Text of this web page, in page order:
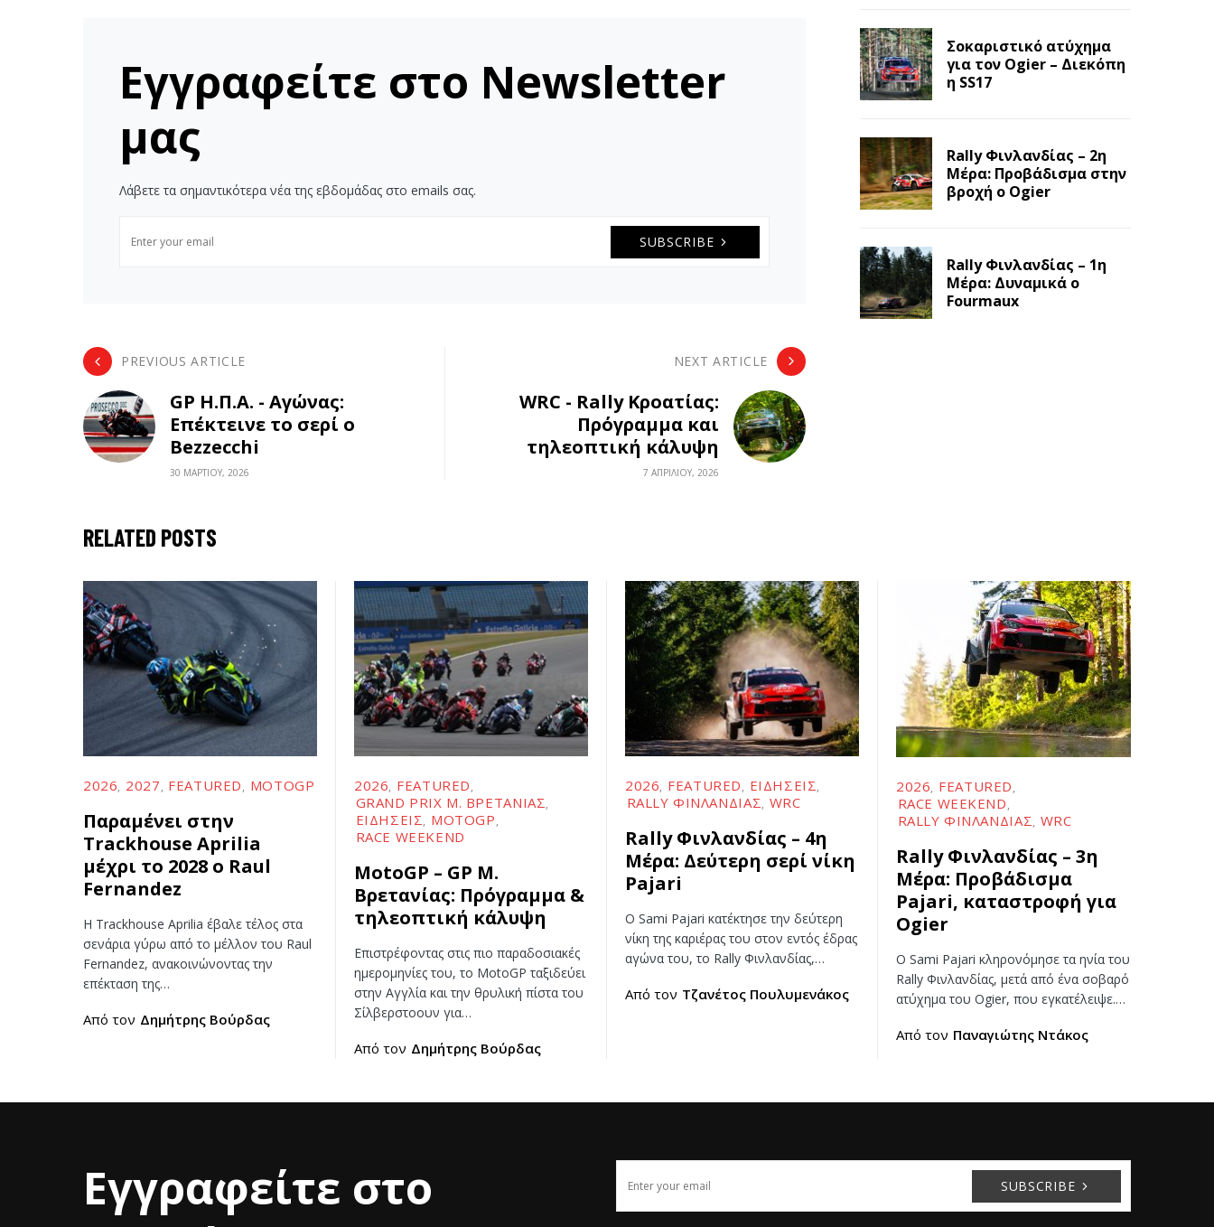
Εγγραφείτε στο Newsletter
μας
Λάβετε τα σημαντικότερα νέα της εβδομάδας στο emails σας.
SUBSCRIBE
PREVIOUS ARTICLE
GP Η.Π.Α. - Αγώνας:
Επέκτεινε το σερί ο
Bezzecchi
30 ΜΑΡΤΊΟΥ, 2026
NEXT ARTICLE
WRC - Rally Κροατίας:
Πρόγραμμα και
τηλεοπτική κάλυψη
7 ΑΠΡΙΛΊΟΥ, 2026
Σοκαριστικό ατύχημα
για τον Ogier – Διεκόπη
η SS17
Rally Φινλανδίας – 2η
Μέρα: Προβάδισμα στην
βροχή ο Ogier
Rally Φινλανδίας – 1η
Μέρα: Δυναμικά ο
Fourmaux
RELATED POSTS
2026 2027 FEATURED MOTOGP
Παραμένει στην
Trackhouse Aprilia
μέχρι το 2028 ο Raul
Fernandez
Η Trackhouse Aprilia έβαλε τέλος στα
σενάρια γύρω από το μέλλον του Raul
Fernandez, ανακοινώνοντας την
επέκταση της…
Από τον Δημήτρης Βούρδας
2026 FEATURED
GRAND PRIX Μ. ΒΡΕΤΑΝΊΑΣ
ΕΙΔΉΣΕΙΣ MOTOGP
RACE WEEKEND
MotoGP – GP Μ.
Βρετανίας: Πρόγραμμα &
τηλεοπτική κάλυψη
Επιστρέφοντας στις πιο παραδοσιακές
ημερομηνίες του, το MotoGP ταξιδεύει
στην Αγγλία και την θρυλική πίστα του
Σίλβερστοουν για…
Από τον Δημήτρης Βούρδας
2026 FEATURED ΕΙΔΉΣΕΙΣ
RALLY ΦΙΝΛΑΝΔΊΑΣ WRC
Rally Φινλανδίας – 4η
Μέρα: Δεύτερη σερί νίκη
Pajari
Ο Sami Pajari κατέκτησε την δεύτερη
νίκη της καριέρας του στον εντός έδρας
αγώνα του, το Rally Φινλανδίας,…
Από τον Τζανέτος Πουλυμενάκος
2026 FEATURED
RACE WEEKEND
RALLY ΦΙΝΛΑΝΔΊΑΣ WRC
Rally Φινλανδίας – 3η
Μέρα: Προβάδισμα
Pajari, καταστροφή για
Ogier
Ο Sami Pajari κληρονόμησε τα ηνία του
Rally Φινλανδίας, μετά από ένα σοβαρό
ατύχημα του Ogier, που εγκατέλειψε.…
Από τον Παναγιώτης Ντάκος
Εγγραφείτε στο
SUBSCRIBE